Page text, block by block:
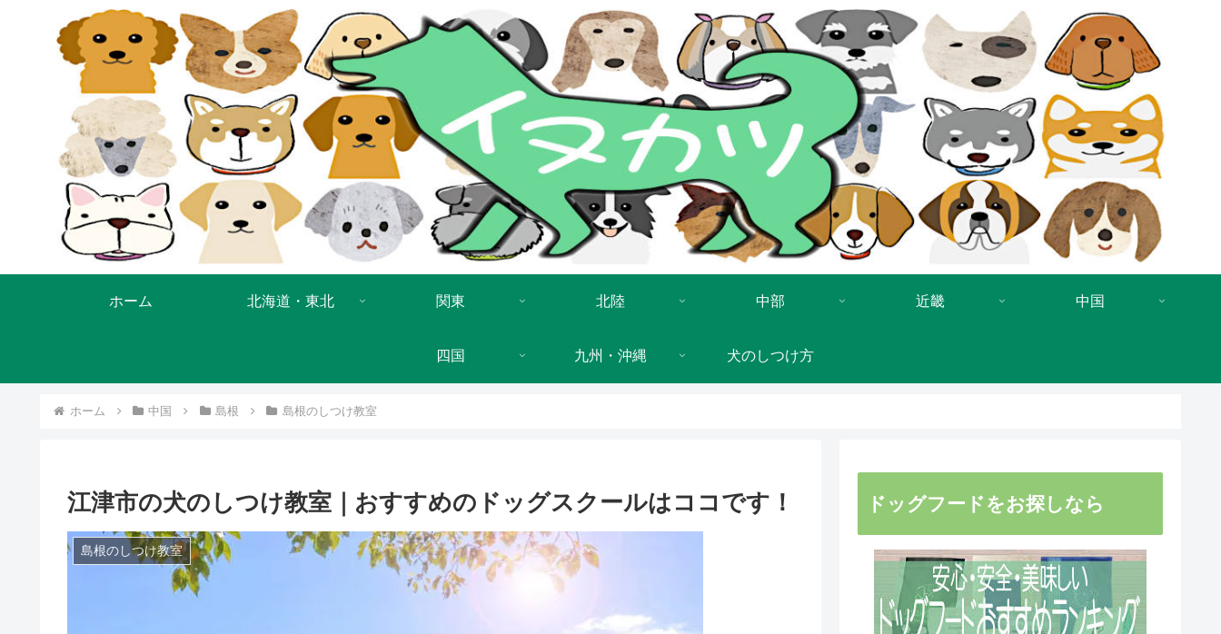
ホーム 北海道・東北 関東 北陸 中部 近畿 中国
四国 九州・沖縄 犬のしつけ方
ホーム 中国 島根 島根のしつけ教室
江津市の犬のしつけ教室｜おすすめのドッグスクールはココです！
島根のしつけ教室
ドッグフードをお探しなら